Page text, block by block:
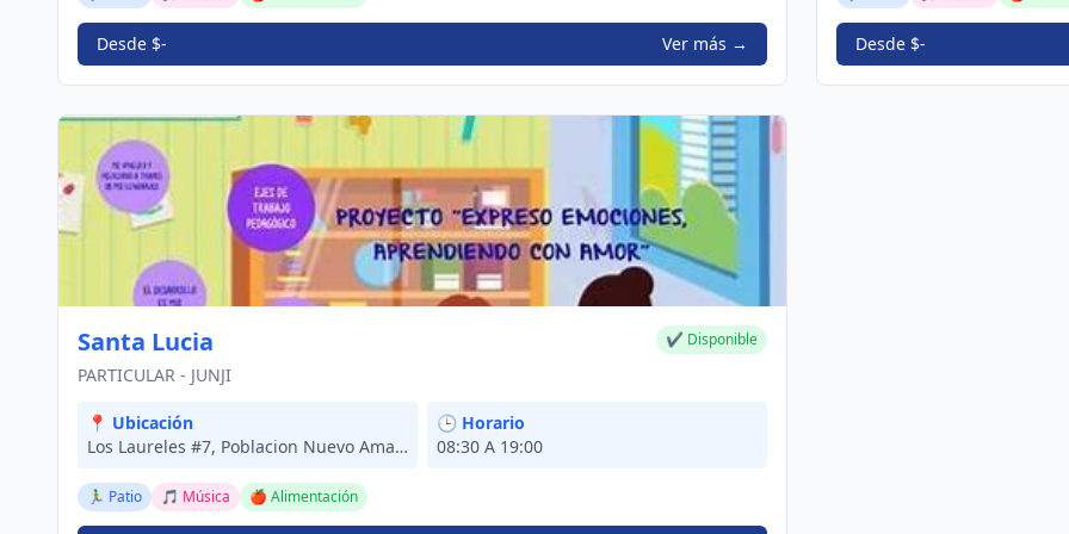
Desde $- Ver más → Desde $-
Santa Lucia
PARTICULAR - JUNJI
✔ Disponible
📍 Ubicación
Los Laureles #7, Poblacion Nuevo Amanecer, Laja
🕒 Horario
08:30 A 19:00
🏃‍♂️ Patio 🎵 Música 🍎 Alimentación